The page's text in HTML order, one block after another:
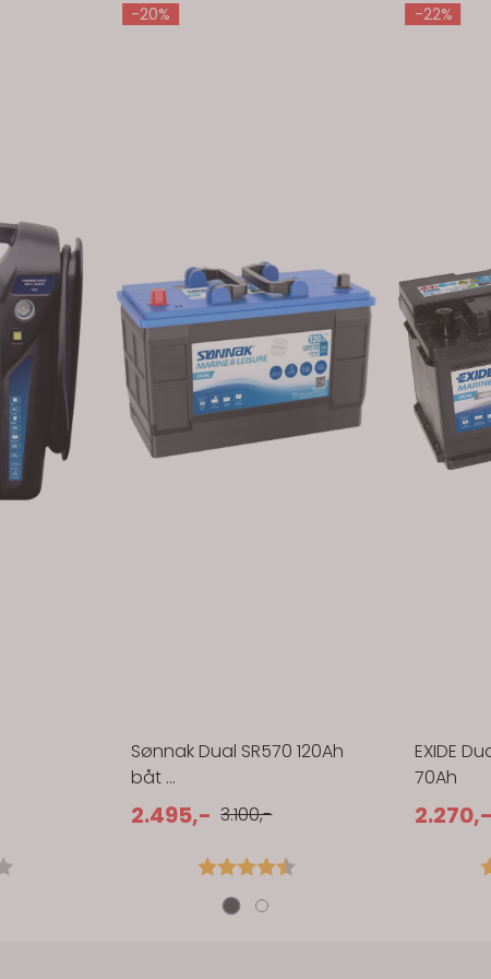
4.0 av 5 mulige
-20%
Sønnak Dual SR570 120Ah
båt ...
2.495,- 3.100,-
Karakter: 4.8 av 5 mulige
-22%
EXIDE
70Ah